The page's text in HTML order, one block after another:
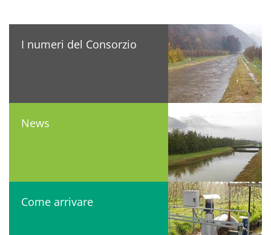
I numeri del Consorzio
News
Come arrivare